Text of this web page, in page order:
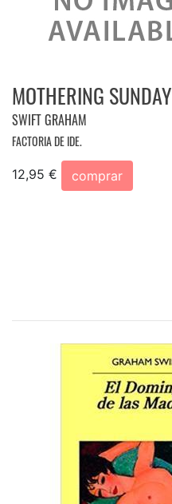
MOTHERING SUNDAY
SWIFT GRAHAM
FACTORIA DE IDE.
12,95 €
comprar